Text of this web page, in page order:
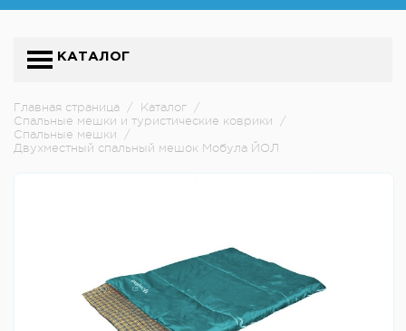
КАТАЛОГ
Главная страница / Каталог /
Спальные мешки и туристические коврики
/
Спальные мешки
/
Двухместный спальный мешок Мобула ЙОЛ